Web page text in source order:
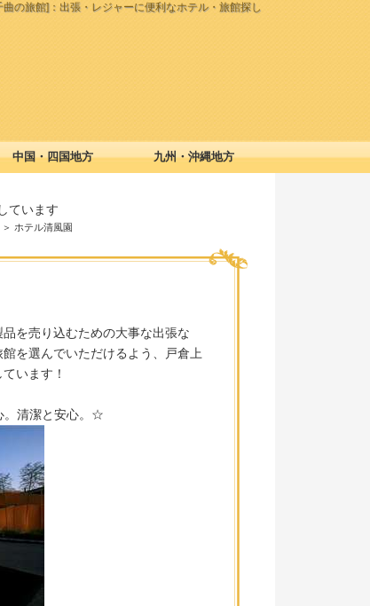
の旅館]：出張・レジャーに便利なホテル・旅館探し
ています
＞ ホテル清風園
を売り込むための大事な出張な
を選んでいただけるよう、戸倉上
います！
。清潔と安心。☆
中国・四国地方 九州・沖縄地方